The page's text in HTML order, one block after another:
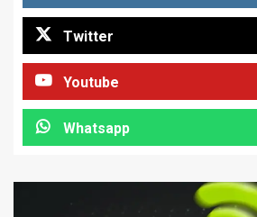
Twitter
Youtube
Whatsapp